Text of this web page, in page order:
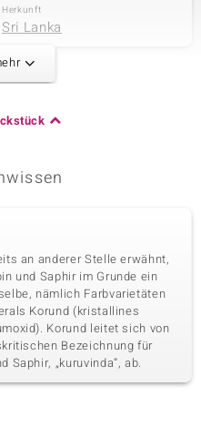
Herkunft
Sri Lanka
24 à 1 mm
Anzahl und Größe
18 à 0,9 mm
Schliff
Rundschliff
Herkunft
Kambodscha
an anderer Stelle erwähnt,
und Saphir im Grunde ein
nämlich Farbvarietäten
Korund (kristallines
Korund leitet sich von
Bezeichnung für
Saphir, „kuruvinda“, ab.